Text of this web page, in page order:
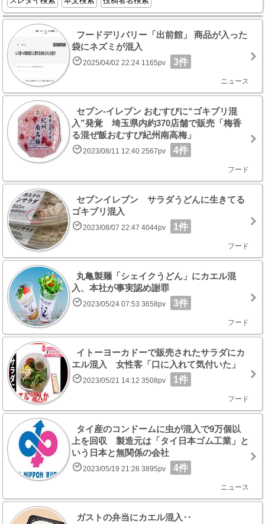
フードデリバリー「出前館」 商品が入った
袋にネズミが混入
2025/04/02 22:24 1165pv 3件
ニュース
セブン‐イレブン おむすびに“ゴキブリ混
入”発覚 埼玉県内約370店舗で販売「梅香
る混ぜ飯おむすび紀州南高梅」
2023/08/11 12:40 2567pv 4件
フード
セブンイレブン サラダうどんに生きてる
ゴキブリ混入
2023/08/07 22:47 4044pv 1件
フード
丸亀製麺「シェイクうどん」にカエル混
入、本社が事実認め謝罪
2023/05/24 07:53 3658pv 3件
フード
イトーヨーカドーで販売されたサラダにカ
エル混入 女性客「口に入れて気付いた」
2023/05/21 14:12 3508pv 1件
フード
タイ産のコンドームに虫が混入で9万個以
上を回収 製造元は「タイ日本ゴム工業」と
いう日本と無関係の会社
2023/05/19 21:26 3895pv 4件
ニュース
ガストの弁当にカエル混入‥